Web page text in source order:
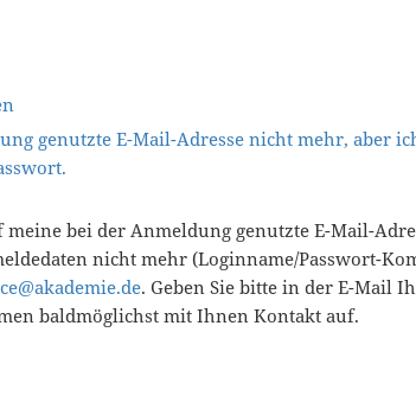
genutzte E-Mail-Adresse nicht mehr, aber
bei der Anmeldung genutzte E-Mail-
nicht mehr (Loginname/Passwort-
. Geben Sie bitte in der E-Mail
baldmöglichst mit Ihnen Kontakt auf.